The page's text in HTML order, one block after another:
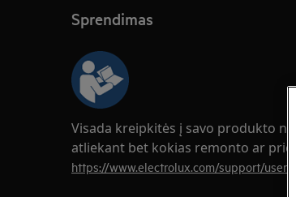
Sprendimas
Visada kreipkitės į savo produkto
atliekant bet kokias remonto ar
https://www.electrolux.com/support/user-